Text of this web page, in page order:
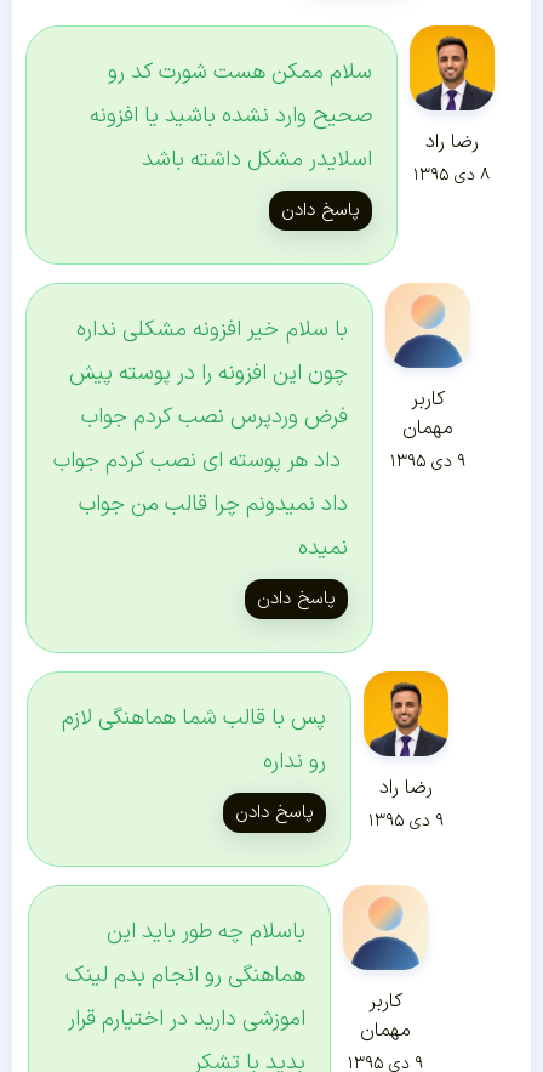
رضا راد
۸ دی ۱۳۹۵
سلام ممکن هست شورت کد رو
صحیح وارد نشده باشید یا افزونه
اسلایدر مشکل داشته باشد
پاسخ دادن
کاربر
مهمان
۹ دی ۱۳۹۵
با سلام خیر افزونه مشکلی نداره
چون این افزونه را در پوسته پیش
فرض وردپرس نصب کردم جواب
داد هر پوسته ای نصب کردم جواب
داد نمیدونم چرا قالب من جواب
نمیده
پاسخ دادن
رضا راد
۹ دی ۱۳۹۵
پس با قالب شما هماهنگی لازم
رو نداره
پاسخ دادن
کاربر
مهمان
۹ دی ۱۳۹۵
باسلام چه طور باید این
هماهنگی رو انجام بدم لینک
اموزشی دارید در اختیارم قرار
بدید با تشکر